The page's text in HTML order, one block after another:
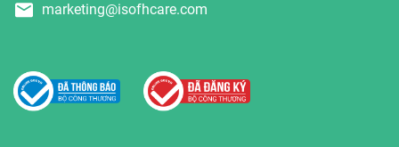
marketing@isofhcare.com